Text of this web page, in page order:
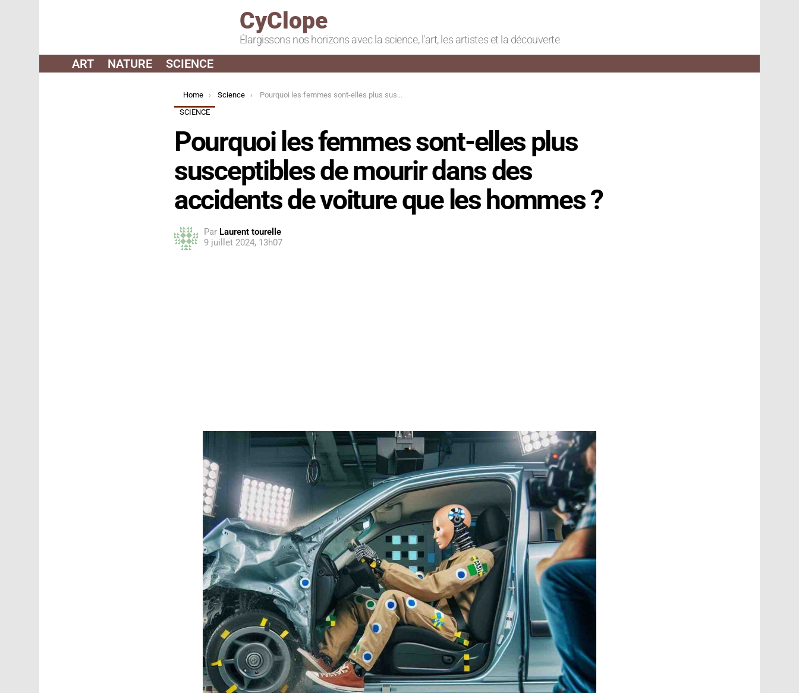
CyClope
Élargissons nos horizons avec la science, l'art, les artistes et la découverte
ART NATURE SCIENCE
You are here:
Home Science
Pourquoi les femmes sont-elles plus susceptibles de mourir dans des accidents de voiture que les hommes ?
SCIENCE
Pourquoi les femmes sont-elles plus
susceptibles de mourir dans des
accidents de voiture que les hommes ?
Par Laurent tourelle
9 juillet 2024, 13h07